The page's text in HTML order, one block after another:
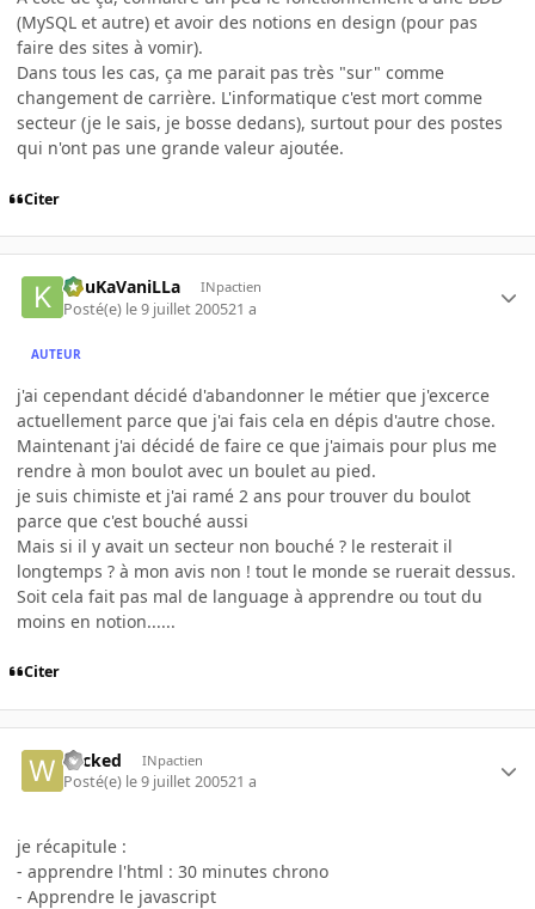
(MySQL et autre) et avoir des notions en design (pour pas
faire des sites à vomir).
Dans tous les cas, ça me parait pas très "sur" comme
changement de carrière. L'informatique c'est mort comme
secteur (je le sais, je bosse dedans), surtout pour des postes
qui n'ont pas une grande valeur ajoutée.
Citer
KouKaVaniLLa INpactien
Posté(e) le 9 juillet 200521 a
AUTEUR
j'ai cependant décidé d'abandonner le métier que j'excerce
actuellement parce que j'ai fais cela en dépis d'autre chose.
Maintenant j'ai décidé de faire ce que j'aimais pour plus me
rendre à mon boulot avec un boulet au pied.
je suis chimiste et j'ai ramé 2 ans pour trouver du boulot
parce que c'est bouché aussi
Mais si il y avait un secteur non bouché ? le resterait il
longtemps ? à mon avis non ! tout le monde se ruerait dessus.
Soit cela fait pas mal de language à apprendre ou tout du
moins en notion......
Citer
wicked INpactien
Posté(e) le 9 juillet 200521 a
je récapitule :
- apprendre l'html : 30 minutes chrono
- Apprendre le javascript